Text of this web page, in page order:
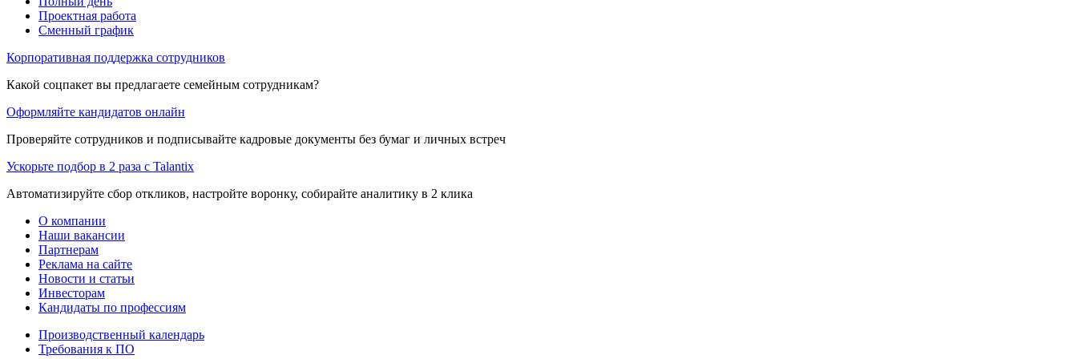
Проектная работа
Сменный график
Корпоративная поддержка сотрудников
Какой соцпакет вы предлагаете семейным сотрудникам?
Оформляйте кандидатов онлайн
Проверяйте сотрудников и подписывайте кадровые документы без бумаг и личных встреч
Ускорьте подбор в 2 раза с Talantix
Автоматизируйте сбор откликов, настройте воронку, собирайте аналитику в 2 клика
О компании
Наши вакансии
Партнерам
Реклама на сайте
Новости и статьи
Инвесторам
Кандидаты по профессиям
Производственный календарь
Требования к ПО